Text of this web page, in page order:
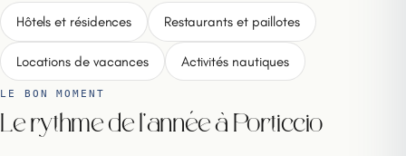
Hôtels et résidences Restaurants et paillotes
Locations de vacances Activités nautiques
LE BON MOMENT
Le rythme de l'année à Porticcio